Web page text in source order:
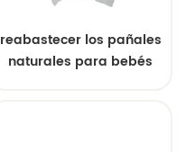
reabastecer los pañales
naturales para bebés